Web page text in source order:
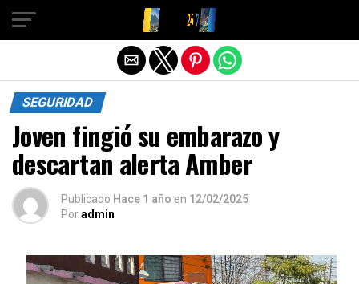
SEGURIDAD
Joven fingió su embarazo y
descartan alerta Amber
Publicado Hace 1 año en 12/02/2025
Poradmin
Salir de la versión móvil